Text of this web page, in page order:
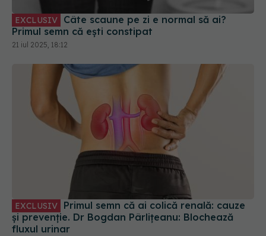
EXCLUSIV
Primul semn că ești constipat
21 iul 2025, 18:12
EXCLUSIV
și prevenție. Dr Bogdan Pârlițeanu: Blochează
fluxul urinar